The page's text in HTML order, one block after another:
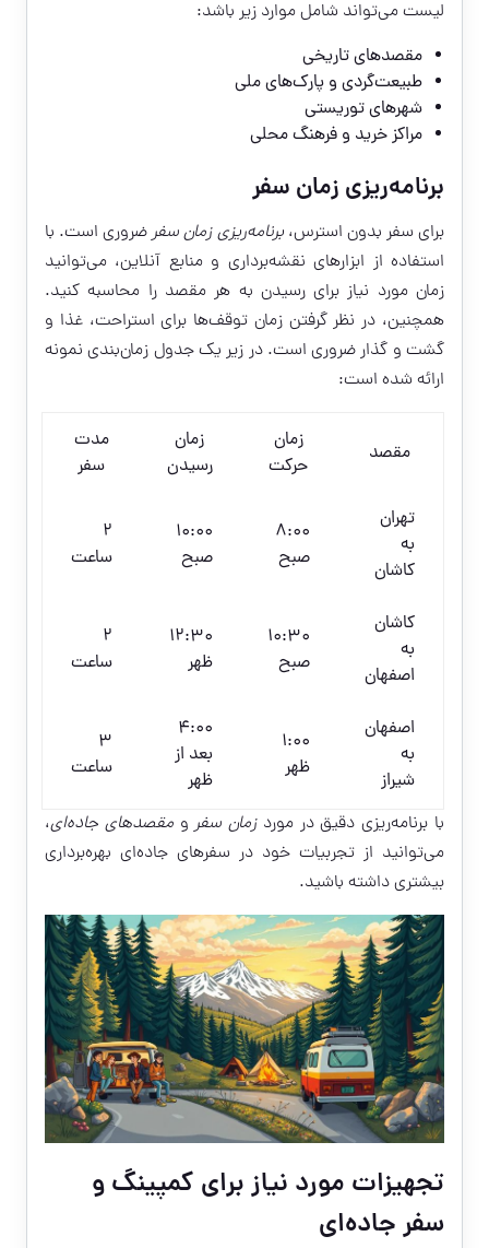
لیست می‌تواند شامل موارد زیر باشد:
مقصدهای تاریخی
طبیعت‌گردی و پارک‌های ملی
شهرهای توریستی
مراکز خرید و فرهنگ محلی
برنامه‌ریزی زمان سفر
برای سفر بدون استرس،برنامه‌ریزی زمان سفرضروری است. با
استفاده از ابزارهای نقشه‌برداری و منابع آنلاین، می‌توانید
زمان مورد نیاز برای رسیدن به هر مقصد را محاسبه کنید.
همچنین، در نظر گرفتن زمان توقف‌ها برای استراحت، غذا و
گشت و گذار ضروری است. در زیر یک جدول زمان‌بندی نمونه
ارائه شده است:
مقصد
زمان
حرکت
زمان
رسیدن
مدت
سفر
تهران
به
کاشان
8:00
صبح
10:00
صبح
2
ساعت
کاشان
به
اصفهان
10:30
صبح
12:30
ظهر
2
ساعت
اصفهان
به
شیراز
1:00
ظهر
4:00
بعد از
ظهر
3
ساعت
با برنامه‌ریزی دقیق در موردزمان سفرومقصدهای جاده‌ای،
می‌توانید از تجربیات خود در سفرهای جاده‌ای بهره‌برداری
بیشتری داشته باشید.
تجهیزات مورد نیاز برای کمپینگ و
سفر جاده‌ای